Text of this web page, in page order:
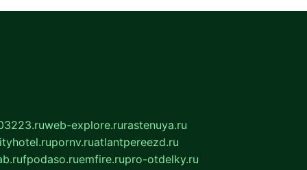
web-explore.rurastenuya.ru
pornv.ruatlantpereezd.ru
fpodaso.ruemfire.rupro-otdelky.ru